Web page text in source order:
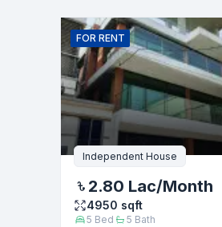
FOR RENT
Independent House
2.80 Lac/Month
4950 sqft
5 Bed 5 Bath